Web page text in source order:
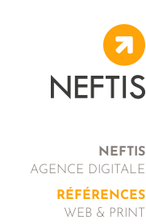
NEFTIS
AGENCE DIGITALE
RÉFÉRENCES
WEB & PRINT